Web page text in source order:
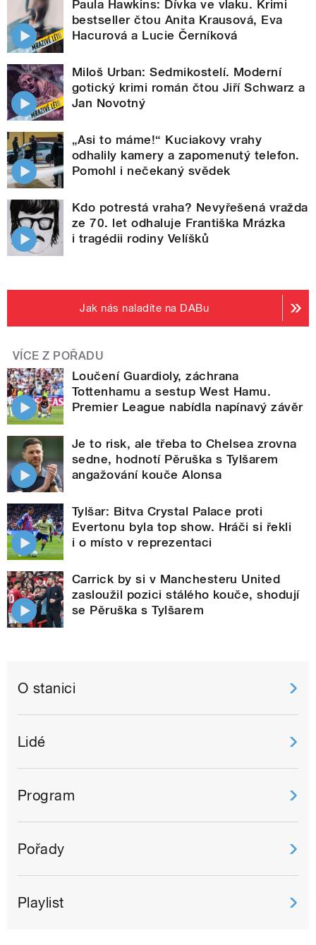
Paula Hawkins: Dívka ve vlaku. Krimi
bestseller čtou Anita Krausová, Eva
Hacurová a Lucie Černíková
Miloš Urban: Sedmikostelí. Moderní
gotický krimi román čtou Jiří Schwarz a
Jan Novotný
„Asi to máme!“ Kuciakovy vrahy
odhalily kamery a zapomenutý telefon.
Pomohl i nečekaný svědek
Kdo potrestá vraha? Nevyřešená vražda
ze 70. let odhaluje Františka Mrázka
i tragédii rodiny Velíšků
Jak nás naladíte na DABu
VÍCE Z POŘADU
Loučení Guardioly, záchrana
Tottenhamu a sestup West Hamu.
Premier League nabídla napínavý závěr
Je to risk, ale třeba to Chelsea zrovna
sedne, hodnotí Pěruška s Tylšarem
angažování kouče Alonsa
Tylšar: Bitva Crystal Palace proti
Evertonu byla top show. Hráči si řekli
i o místo v reprezentaci
Carrick by si v Manchesteru United
zasloužil pozici stálého kouče, shodují
se Pěruška s Tylšarem
O stanici
Lidé
Program
Pořady
Playlist